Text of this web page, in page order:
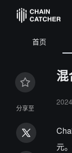
首页
分享至
元